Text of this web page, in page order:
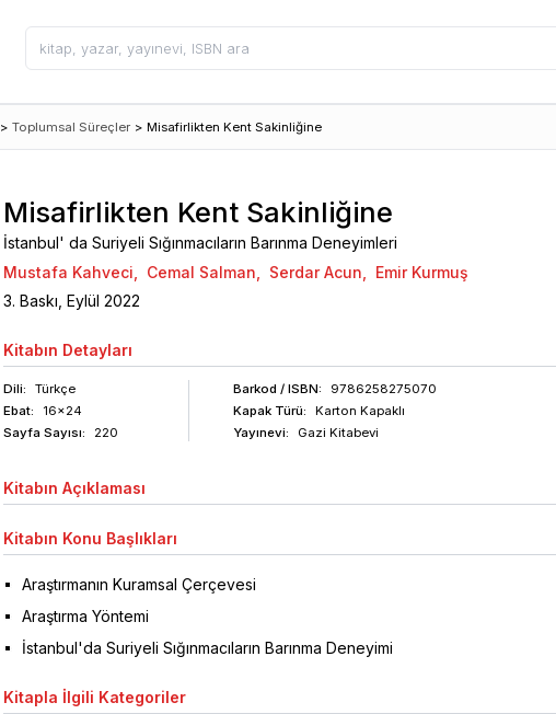
> Toplumsal Süreçler > Misafirlikten Kent Sakinliğine
Misafirlikten Kent Sakinliğine
İstanbul' da Suriyeli Sığınmacıların Barınma Deneyimleri
Mustafa Kahveci
Cemal Salman Serdar Acun
Emir Kurmuş
3. Baskı, Eylül 2022
Kitabın Detayları
Dili:
Türkçe
Ebat:
16x24
Sayfa Sayısı: 220
Barkod / ISBN:
9786258275070
Kapak Türü:
Karton Kapaklı
Yayınevi:
Gazi Kitabevi
Kitabın Açıklaması
Kitabın Konu Başlıkları
Araştırmanın Kuramsal Çerçevesi
Araştırma Yöntemi
İstanbul'da Suriyeli Sığınmacıların Barınma Deneyimi
Kitapla İlgili Kategoriler